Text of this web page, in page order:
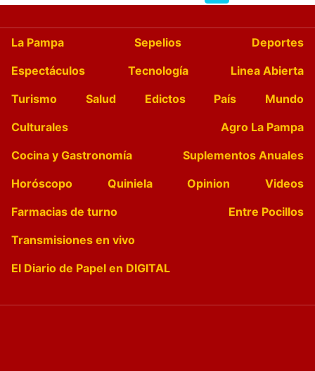
La Pampa Sepelios
Deportes
Espectáculos
Tecnología
Linea Abierta
Turismo
Salud Edictos País
Mundo
Culturales
Agro La Pampa
Cocina y Gastronomía
Suplementos Anuales
Horóscopo
Quiniela Opinion
Videos
Farmacias de turno
Entre Pocillos
Transmisiones en vivo
El Diario de Papel en DIGITAL